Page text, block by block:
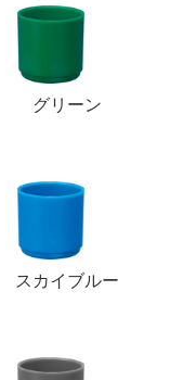
グリーン
スカイブルー